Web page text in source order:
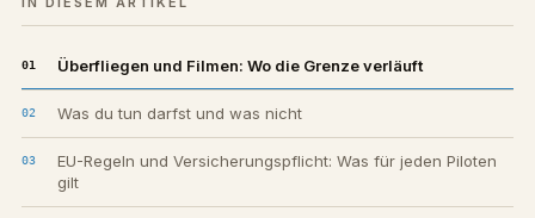
Überfliegen und Filmen: Wo die Grenze verläuft
Was du tun darfst und was nicht
EU-Regeln und Versicherungspflicht: Was für jeden Piloten
gilt